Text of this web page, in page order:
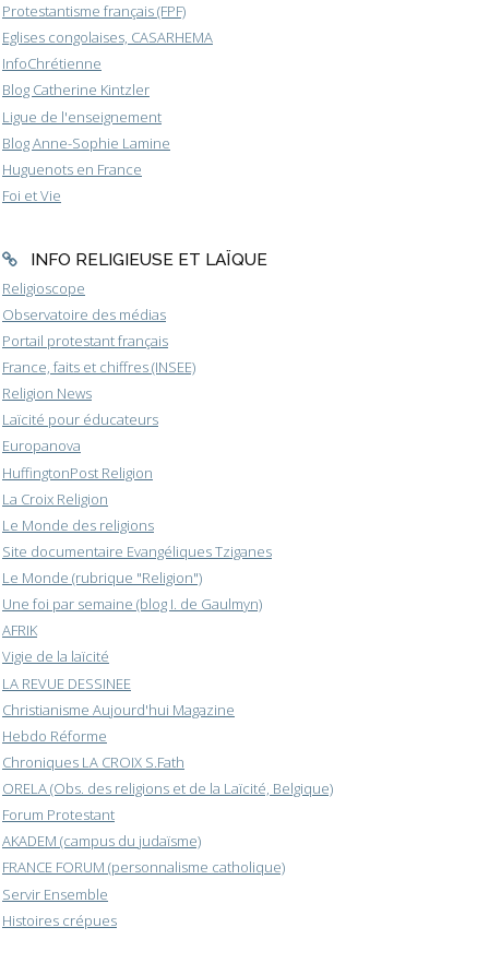
Protestantisme français (FPF)
Eglises congolaises, CASARHEMA
InfoChrétienne
Blog Catherine Kintzler
Ligue de l'enseignement
Blog Anne-Sophie Lamine
Huguenots en France
Foi et Vie
INFO RELIGIEUSE ET LAÏQUE
Religioscope
Observatoire des médias
Portail protestant français
France, faits et chiffres (INSEE)
Religion News
Laïcité pour éducateurs
Europanova
HuffingtonPost Religion
La Croix Religion
Le Monde des religions
Site documentaire Evangéliques Tziganes
Le Monde (rubrique "Religion")
Une foi par semaine (blog I. de Gaulmyn)
AFRIK
Vigie de la laïcité
LA REVUE DESSINEE
Christianisme Aujourd'hui Magazine
Hebdo Réforme
Chroniques LA CROIX S.Fath
ORELA (Obs. des religions et de la Laïcité, Belgique)
Forum Protestant
AKADEM (campus du judaïsme)
FRANCE FORUM (personnalisme catholique)
Servir Ensemble
Histoires crépues